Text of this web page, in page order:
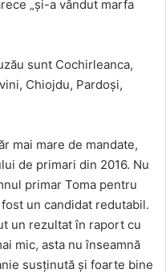
„și-a vândut marfa
sunt Cochirleanca,
Chiojdu, Pardoși,
mai mare de mandate,
de primari din 2016. Nu
primar Toma pentru
un candidat redutabil.
un rezultat în raport cu
mic, asta nu înseamnă
susținută și foarte bine